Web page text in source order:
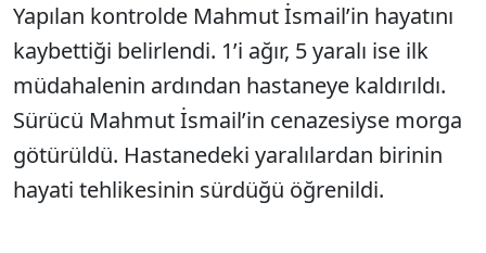
Sesi Aç
Yapılan kontrolde Mahmut İsmail’in hayatını
kaybettiği belirlendi. 1’i ağır, 5 yaralı ise ilk
müdahalenin ardından hastaneye kaldırıldı.
Sürücü Mahmut İsmail’in cenazesiyse morga
götürüldü. Hastanedeki yaralılardan birinin
hayati tehlikesinin sürdüğü öğrenildi.